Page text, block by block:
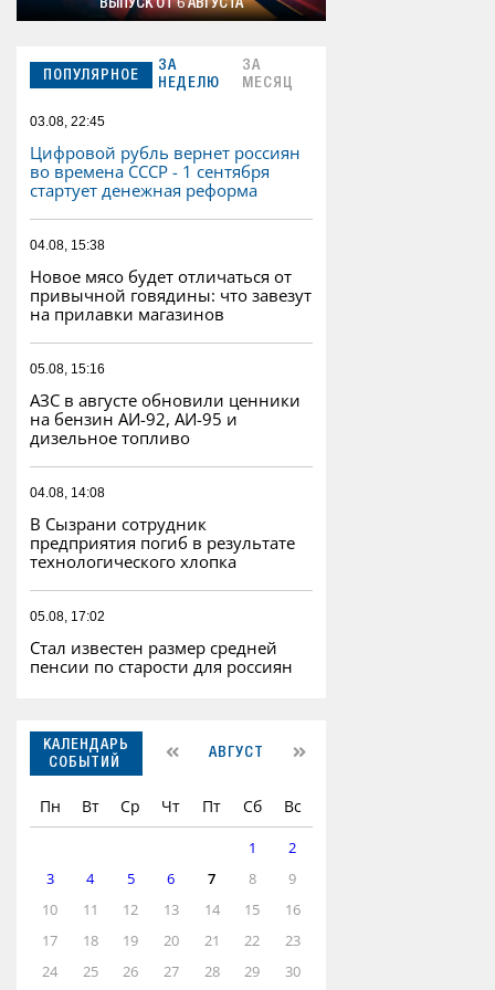
ВЫПУСК ОТ 6 АВГУСТА
ПОПУЛЯРНОЕ
ЗА
НЕДЕЛЮ
ЗА
МЕСЯЦ
03.08, 22:45
Цифровой рубль вернет россиян
во времена СССР - 1 сентября
стартует денежная реформа
04.08, 15:38
Новое мясо будет отличаться от
привычной говядины: что завезут
на прилавки магазинов
05.08, 15:16
АЗС в августе обновили ценники
на бензин АИ-92, АИ-95 и
дизельное топливо
04.08, 14:08
В Сызрани сотрудник
предприятия погиб в результате
технологического хлопка
05.08, 17:02
Стал известен размер средней
пенсии по старости для россиян
КАЛЕНДАРЬ
СОБЫТИЙ
АВГУСТ
Пн Вт Ср Чт Пт Сб Вс
1
2
3
4 5 6 7 8
9
10
11 12 13 14 15
16
17
18 19 20 21 22
23
24
25 26 27 28 29 30